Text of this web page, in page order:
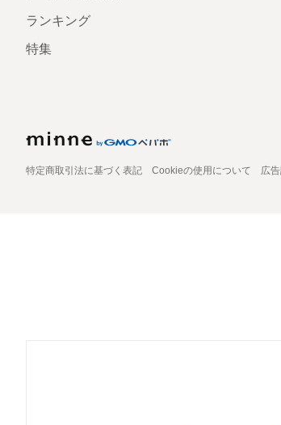
ランキング
特集
特定商取引法に基づく表記 Cookieの使用について 広